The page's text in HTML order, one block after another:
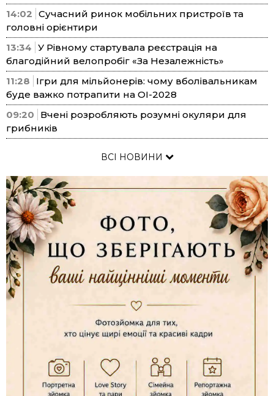
14:02 Сучасний ринок мобільних пристроїв та
головні орієнтири
13:34 У Рівному стартувала реєстрація на
благодійний велопробіг «За Незалежність»
11:28
Ігри для мільйонерів: чому вболівальникам
буде важко потрапити на ОІ-2028
09:20
Вчені розробляють розумні окуляри для
грибників
ВСІ НОВИНИ